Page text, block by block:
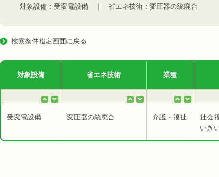
対象設備：受変電設備 ｜ 省エネ技術：変圧器の統廃合
検索条件指定画面に戻る
対象設備 省エネ技術 業種
受変電設備 変圧器の統廃合 介護・福祉
社会
いき